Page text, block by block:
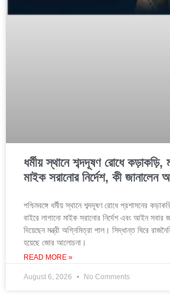
ধর্মীয় স্থানে শব্দদূষণ রোধে
মাইক সরানোর নির্দেশ, কী জানালেন
পশ্চিমবঙ্গে ধর্মীয় স্থানে শব্দদূষণ রোধে প্রশাসনের
বাইরে লাগানো মাইক সরানোর নির্দেশ এবং আইন সবার
দিয়েছেন মন্ত্রী অগ্নিমিত্রা পাল। সিদ্ধান্ত ঘিরে
হয়েছে জোর আলোচনা।
READ MORE »
August 6, 2026 No Comments